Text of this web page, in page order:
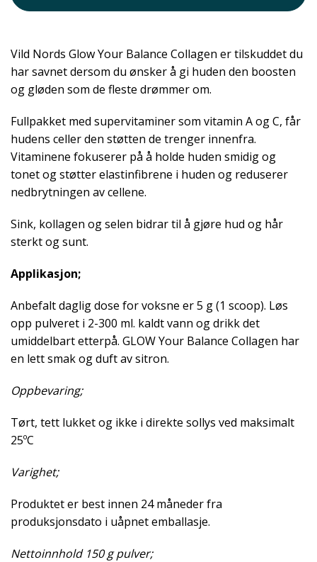
Vild Nords Glow Your Balance Collagen er tilskuddet du
har savnet dersom du ønsker å gi huden den boosten
og gløden som de fleste drømmer om.
Fullpakket med supervitaminer som vitamin A og C, får
hudens celler den støtten de trenger innenfra.
Vitaminene fokuserer på å holde huden smidig og
tonet og støtter elastinfibrene i huden og reduserer
nedbrytningen av cellene.
Sink, kollagen og selen bidrar til å gjøre hud og hår
sterkt og sunt.
Applikasjon;
Anbefalt daglig dose for voksne er 5 g (1 scoop). Løs
opp pulveret i 2-300 ml. kaldt vann og drikk det
umiddelbart etterpå. GLOW Your Balance Collagen har
en lett smak og duft av sitron.
Oppbevaring;
Tørt, tett lukket og ikke i direkte sollys ved maksimalt
25ºC
Varighet;
Produktet er best innen 24 måneder fra
produksjonsdato i uåpnet emballasje.
Nettoinnhold 150 g pulver;